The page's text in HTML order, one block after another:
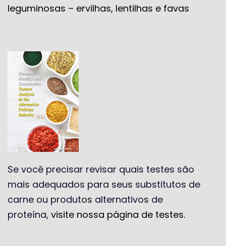
leguminosas – ervilhas, lentilhas e favas
Se você precisar revisar quais testes são
mais adequados para seus substitutos de
carne ou produtos alternativos de
proteína, visite nossa página de testes.